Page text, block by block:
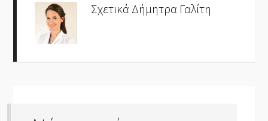
Σχετικά Δήμητρα Γαλίτη